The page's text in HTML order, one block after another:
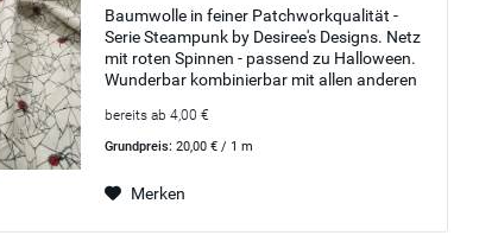
Baumwolle in feiner Patchworkqualität -
Serie Steampunk by Desiree's Designs. Netz
mit roten Spinnen - passend zu Halloween.
Wunderbar kombinierbar mit allen anderen
verlinkt sind. Der Stoff...
bereits ab 4,00 €
Grundpreis:20,00 € / 1 m
Merken